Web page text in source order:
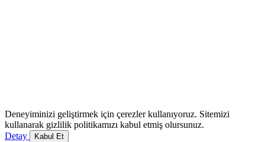
Deneyiminizi geliştirmek için çerezler kullanıyoruz. Sitemizi
kullanarak gizlilik politikamızı kabul etmiş olursunuz.
Detay
Kabul Et